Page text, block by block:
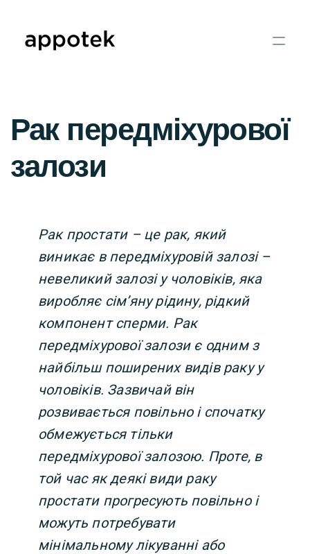
Рак передміхурової
залози
Рак простати – це рак, який
виникає в передміхуровій залозі –
невеликий залозі у чоловіків, яка
виробляє сім’яну рідину, рідкий
компонент сперми. Рак
передміхурової залози є одним з
найбільш поширених видів раку у
чоловіків. Зазвичай він
розвивається повільно і спочатку
обмежується тільки
передміхурової залозою. Проте, в
той час як деякі види раку
простати прогресують повільно і
можуть потребувати
мінімальному лікуванні або